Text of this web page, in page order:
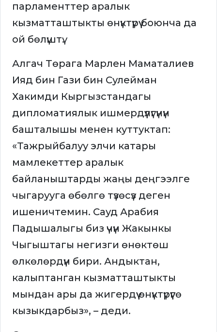
парламенттер аралык
кызматташтыкты өнүктүрүү боюнча да
ой бөлүштү.
Алгач Төрага Марлен Маматалиев
Ияд бин Гази бин Сулейман
Хакимди Кыргызстандагы
дипломатиялык ишмердүүлүгүнүн
башталышы менен куттуктап:
«Тажрыйбалуу элчи катары
мамлекеттер аралык
байланыштарды жаңы деңгээлге
чыгарууга өбөлгө түзөсүз деген
ишеничтемин. Сауд Арабия
Падышалыгы биз үчүн Жакынкы
Чыгыштагы негизги өнөктөш
өлкөлөрдүн бири. Андыктан,
калыптанган кызматташтыкты
мындан ары да жигердүү өнүктүрүүгө
кызыкдарбыз», – деди.